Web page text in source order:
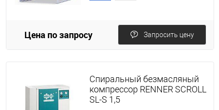
Цена по запросу Запросить цену
Спиральный безмасляный
компрессор RENNER SCROLL
SL-S 1,5